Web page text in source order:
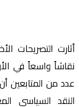
أثارت التصريحات
نقاشاً واسعاً في
عدد من المتابعين
النقد السياسي